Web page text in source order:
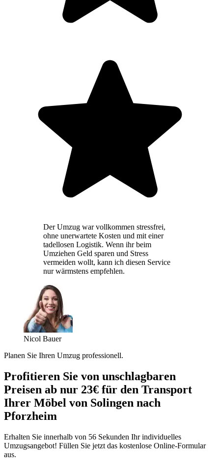
Der Umzug war vollkommen stressfrei,
ohne unerwartete Kosten und mit einer
tadellosen Logistik. Wenn ihr beim
Umziehen Geld sparen und Stress
vermeiden wollt, kann ich diesen Service
nur wärmstens empfehlen.
Nicol Bauer
Planen Sie Ihren Umzug professionell.
Profitieren Sie von unschlagbaren
Preisen ab nur 23€ für den Transport
Ihrer Möbel von Solingen nach
Pforzheim
Erhalten Sie innerhalb von 56 Sekunden Ihr individuelles
Umzugsangebot! Füllen Sie jetzt das kostenlose Online-Formular
aus.